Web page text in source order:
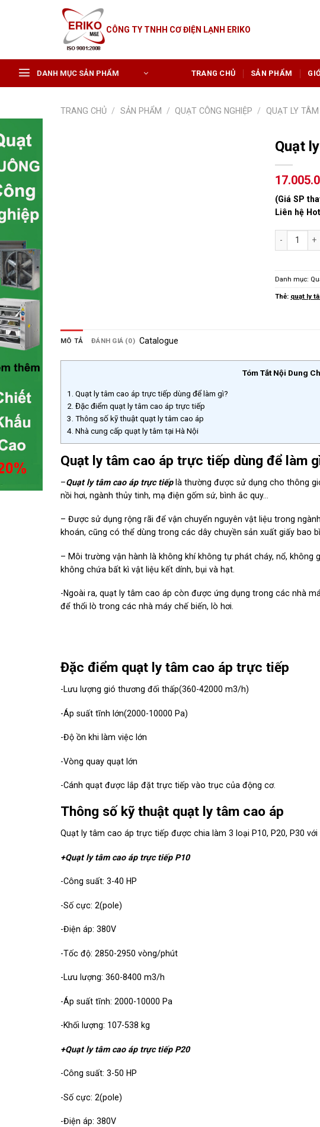
CÔNG TY TNHH CƠ ĐIỆN LẠNH ERIKO
DANH MỤC SẢN PHẨM TRANG CHỦ SẢN PHẨM
TRANG CHỦ / SẢN PHẨM / QUẠT CÔNG NGHIỆP /
QUẠT LY TÂM
Quạt
(Giá SP
Liên hệ
Quạt ly
Danh mục:
Thẻ: quạt ly
MÔ TẢ ĐÁNH GIÁ (0) Catalogue
Tóm Tắt Nội Dung
1. Quạt ly tâm cao áp trực tiếp dùng để làm gì?
2. Đặc điểm quạt ly tâm cao áp trực tiếp
3. Thông số kỹ thuật quạt ly tâm cao áp
4. Nhà cung cấp quạt ly tâm tại Hà Nội
Quạt ly tâm cao áp trực tiếp dùng để làm
–Quạt ly tâm cao áp trực tiếplà thường được sử dụng cho thông
nồi hơi, ngành thủy tinh, mạ điện gốm sứ, bình ắc quy…
– Được sử dụng rộng rãi để vận chuyển nguyên vật liệu trong
khoán, cũng có thể dùng trong các dây chuyền sản xuất giấy bao
– Môi trường vận hành là không khí không tự phát cháy, nổ,
không chứa bất kì vật liệu kết dính, bụi và hạt.
-Ngoài ra, quạt ly tâm cao áp còn được ứng dụng trong các nhà
để thổi lò trong các nhà máy chế biến, lò hơi.
Đặc điểm quạt ly tâm cao áp trực tiếp
-Lưu lượng gió thương đối thấp(360-42000 m3/h)
-Áp suất tĩnh lớn(2000-10000 Pa)
-Độ ồn khi làm việc lớn
-Vòng quay quạt lớn
-Cánh quạt được lắp đặt trực tiếp vào trục của động cơ.
Thông số kỹ thuật quạt ly tâm cao áp
Quạt ly tâm cao áp trực tiếp được chia làm 3 loại P10, P20, P30
+Quạt ly tâm cao áp trực tiếp P10
-Công suất: 3-40 HP
-Số cực: 2(pole)
-Điện áp: 380V
-Tốc độ: 2850-2950 vòng/phút
-Lưu lượng: 360-8400 m3/h
-Áp suất tĩnh: 2000-10000 Pa
-Khối lượng: 107-538 kg
+Quạt ly tâm cao áp trực tiếp P20
-Công suất: 3-50 HP
-Số cực: 2(pole)
-Điện áp: 380V